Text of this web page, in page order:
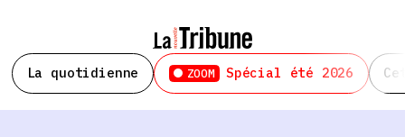
La quotidienne ZOOM Spécial été 2026